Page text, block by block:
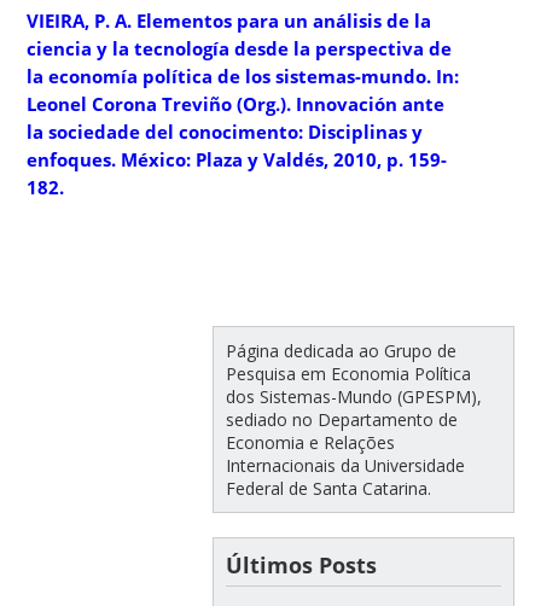
VIEIRA, P. A. Elementos para un análisis de la
ciencia y la tecnología desde la perspectiva de
la economía política de los sistemas-mundo. In:
Leonel Corona Treviño (Org.). Innovación ante
la sociedade del conocimento: Disciplinas y
enfoques. México: Plaza y Valdés, 2010, p. 159-
182.
Página dedicada ao Grupo de
Pesquisa em Economia Política
dos Sistemas-Mundo (GPESPM),
sediado no Departamento de
Economia e Relações
Internacionais da Universidade
Federal de Santa Catarina.
Últimos Posts